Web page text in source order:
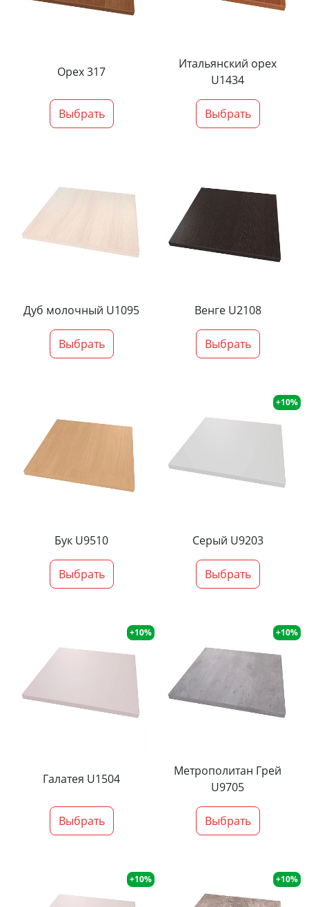
Орех 317
Выбрать
Итальянский орех
U1434
Выбрать
Дуб молочный U1095
Выбрать
Венге U2108
Выбрать
Бук U9510
Выбрать
+10%
Серый U9203
Выбрать
+10%
Галатея U1504
Выбрать
+10%
Метрополитан Грей
U9705
Выбрать
+10% +10%